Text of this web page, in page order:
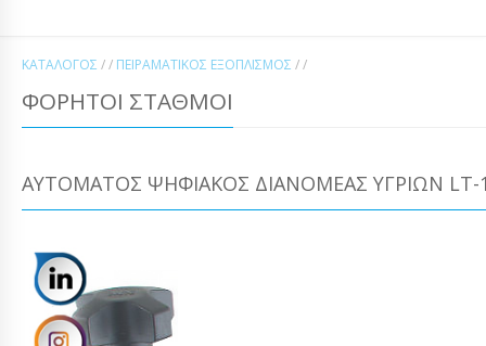
ΚΑΤΆΛΟΓΟΣ / / ΠΕΙΡΑΜΑΤΙΚΌΣ ΕΞΟΠΛΙΣΜΌΣ / /
ΦΟΡΗΤΟΊ ΣΤΑΘΜΟΊ
ΑΥΤΌΜΑΤΟΣ ΨΗΦΙΑΚΌΣ ΔΙΑΝΟΜΈΑΣ ΥΓΡΊΩΝ LT-